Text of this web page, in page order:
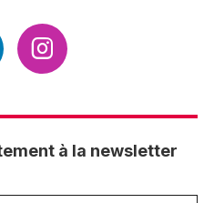
à la newsletter